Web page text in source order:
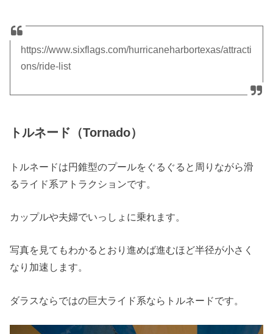
https://www.sixflags.com/hurricaneharbortexas/attracti
ons/ride-list
トルネード（Tornado）
トルネードは円錐型のプールをぐるぐると周りながら滑
るライド系アトラクションです。
カップルや夫婦でいっしょに乗れます。
写真を見てもわかるとおり進めば進むほど半径が小さく
なり加速します。
ダラスならではの巨大ライド系ならトルネードです。